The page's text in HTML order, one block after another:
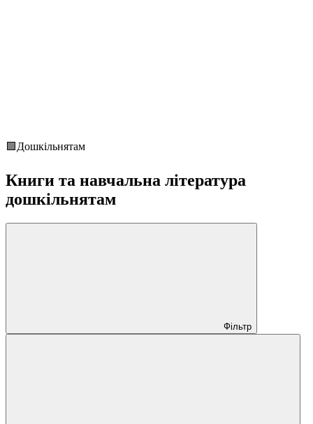
🟩Дошкільнятам
Книги та навчальна література
дошкільнятам
Фільтр